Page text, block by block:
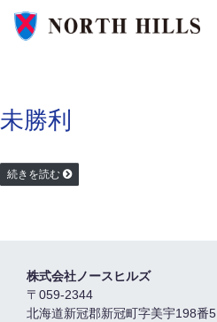
未勝利
続きを読む
株式会社ノースヒルズ
〒059-2344
北海道新冠郡新冠町字美宇198番5